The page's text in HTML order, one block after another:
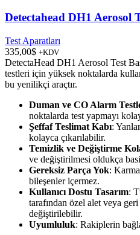
Detectahead DH1 Aerosol
Test Aparatları
335,00$ +KDV
DetectaHead DH1 Aerosol Test
testleri için yüksek noktalarda
bu yenilikçi araçtır.
Duman ve CO Alarm
noktalarda test yapmayı
Şeffaf Teslimat Kabı:
kolayca çıkarılabilir.
Temizlik ve Değiştirme
ve değiştirilmesi oldukça
Gereksiz Parça Yok:
bileşenler içermez.
Kullanıcı Dostu Tasarım:
tarafından özel alet veya
değiştirilebilir.
Uyumluluk: Rakiplerin